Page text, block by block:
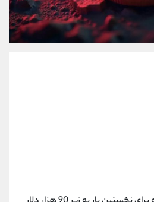
09101364784
شروع گفتگو
@Armteam_admin_104
021-22021030